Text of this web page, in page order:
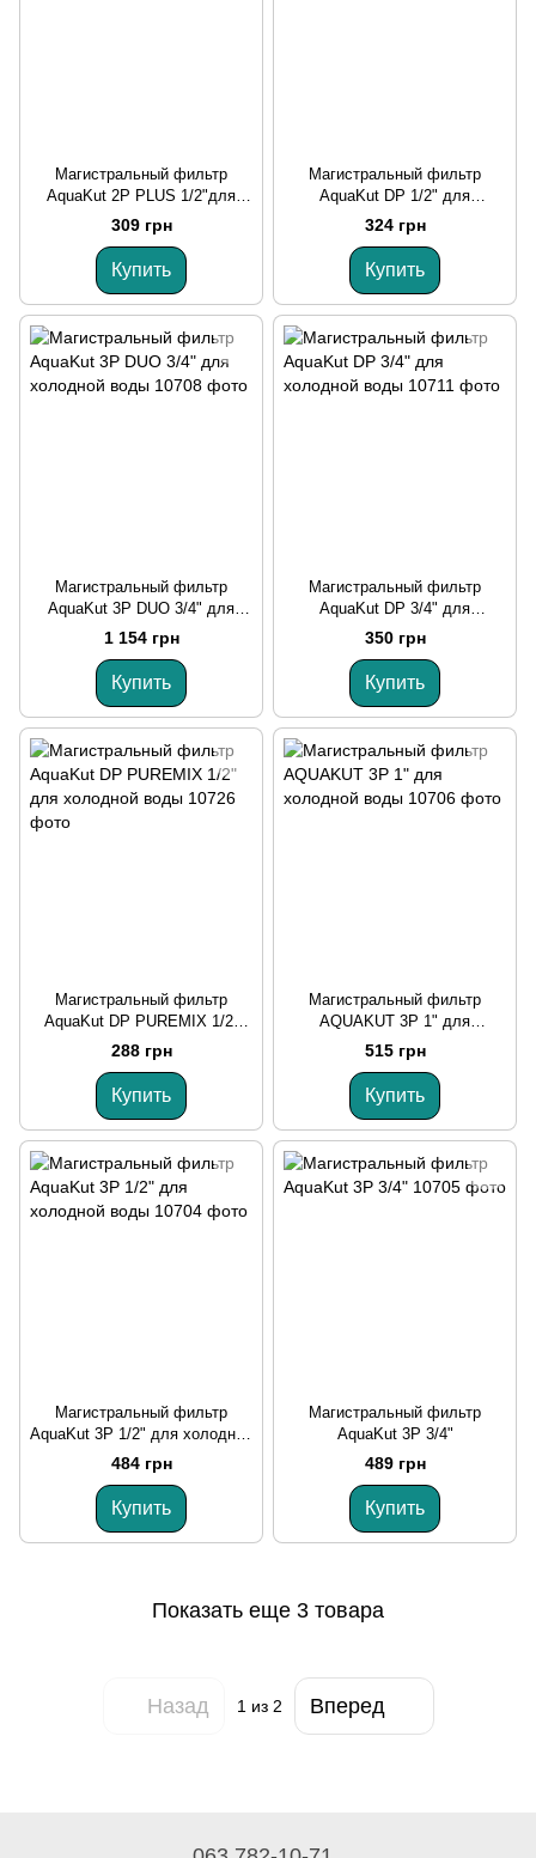
Магистральный фильтр
AquaKut 2P PLUS 1/2"для
холодной воды
309 грн
Купить
Магистральный фильтр
AquaKut DP 1/2" для
холодной воды
324 грн
Купить
Магистральный фильтр
AquaKut 3P DUO 3/4" для
холодной воды
1 154 грн
Купить
Магистральный фильтр
AquaKut DP 3/4" для
холодной воды
350 грн
Купить
Магистральный фильтр
AquaKut DP PUREMIX 1/2"
для холодной воды
288 грн
Купить
Магистральный фильтр
AQUAKUT 3P 1" для
холодной воды
515 грн
Купить
Магистральный фильтр
AquaKut 3P 1/2" для холодной
воды
484 грн
Купить
Магистральный фильтр
AquaKut 3P 3/4"
489 грн
Купить
Показать еще 3 товара
Назад 1из 2 Вперед